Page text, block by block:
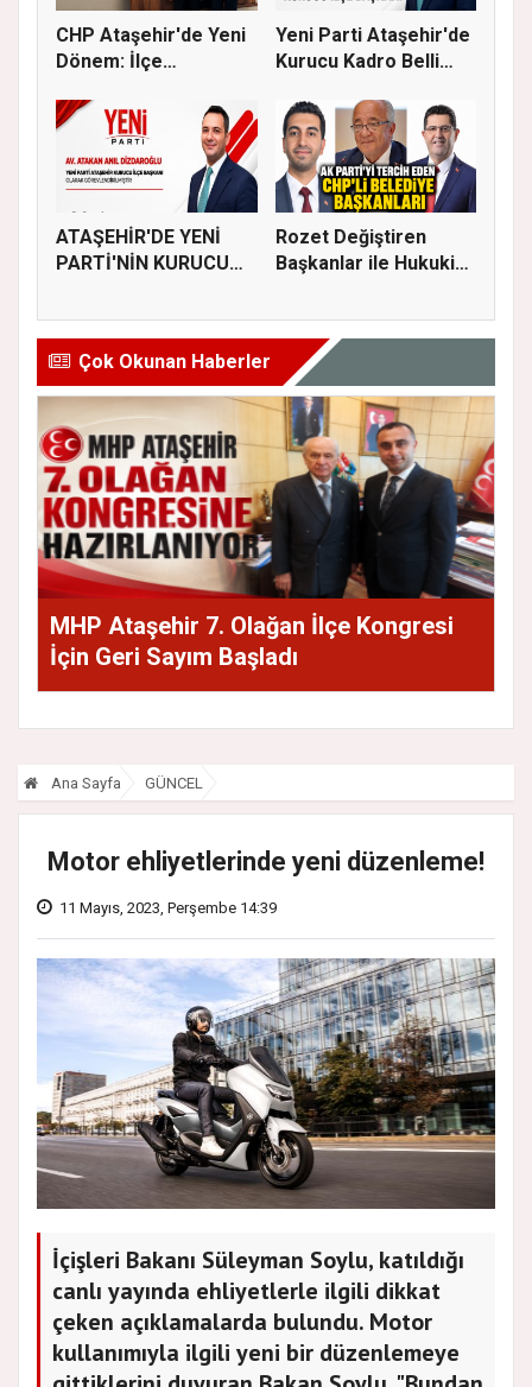
CHP Ataşehir'de Yeni
Dönem: İlçe
Yeni Parti Ataşehir'de
Kurucu Kadro Belli
ATAŞEHİR'DE YENİ
PARTİ'NİN KURUCU
Rozet Değiştiren
Başkanlar ile Hukuki
Çok Okunan Haberler
MHP Ataşehir 7. Olağan İlçe Kongresi
İçin Geri Sayım Başladı
Ana Sayfa GÜNCEL
Motor ehliyetlerinde yeni düzenleme!
11 Mayıs, 2023, Perşembe 14:39
İçişleri Bakanı Süleyman Soylu, katıldığı
canlı yayında ehliyetlerle ilgili dikkat
çeken açıklamalarda bulundu. Motor
kullanımıyla ilgili yeni bir düzenlemeye